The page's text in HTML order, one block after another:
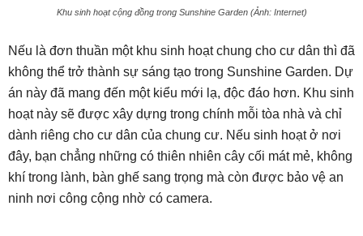
Khu sinh hoạt cộng đồng trong Sunshine Garden (Ảnh: Internet)
Nếu là đơn thuần một khu sinh hoạt chung cho cư dân thì đã
không thể trở thành sự sáng tạo trong Sunshine Garden. Dự
án này đã mang đến một kiểu mới lạ, độc đáo hơn. Khu sinh
hoạt này sẽ được xây dựng trong chính mỗi tòa nhà và chỉ
dành riêng cho cư dân của chung cư. Nếu sinh hoạt ở nơi
đây, bạn chẳng những có thiên nhiên cây cối mát mẻ, không
khí trong lành, bàn ghế sang trọng mà còn được bảo vệ an
ninh nơi công cộng nhờ có camera.